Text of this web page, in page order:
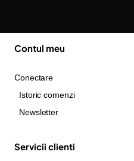
Contul meu
Conectare
Istoric comenzi
Newsletter
Servicii clienti